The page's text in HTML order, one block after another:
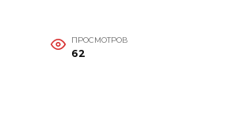
ПРОСМОТРОВ
62